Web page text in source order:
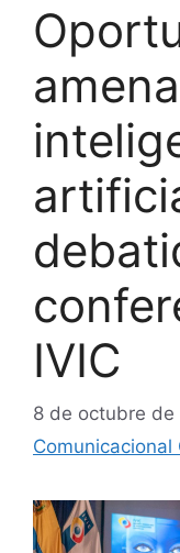
IVIC
8 de octubre de
Comunicacional